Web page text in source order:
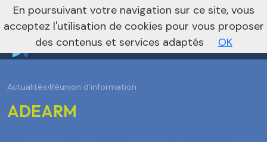
Vers le site national
Actualités›Réunion d’information
ADEARM
En poursuivant votre navigation sur ce site, vous
acceptez l'utilisation de cookies pour vous proposer
des contenus et services adaptés
OK